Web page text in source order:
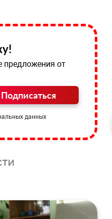
предложения от
Подписаться
данных